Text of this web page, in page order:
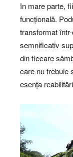
în mare parte,
funcțională.
transformat
semnificativ
din fiecare
care nu trebuie
esența